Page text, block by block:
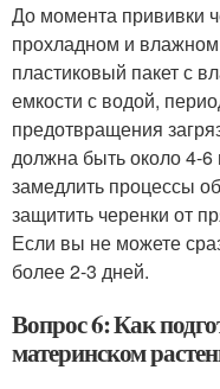
До момента прививки
прохладном и
пластиковый пакет с
емкости с водой,
предотвращения
должна быть около 4-
замедлить процессы
защитить черенки от
Если вы не можете
более 2-3 дней.
Вопрос 6: Как
материнском